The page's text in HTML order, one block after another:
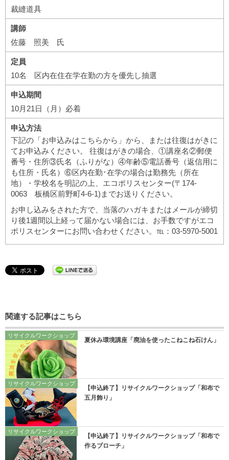
裁縫道具
講師
佐藤 照美 氏
定員
10名 区内在住在学在勤の方を優先し抽選
申込期間
10月21日（月）必着
申込方法
下記の「お申込みはこちらから」から、または往復はがきに
てお申込みください。 往復はがきの場合、①講座名②郵便
番号・住所③氏名（ふりがな）④年齢⑤電話番号（返信用に
も住所・氏名）⑥区内在勤･在学の場合は勤務先（所在
地）・学校名を明記の上、エコポリスセンター(〒174-
0063 板橋区前野町4-6-1)までお送りください。
お申し込みをされた方で、当落のハガキまたはメールが締切
り後1週間以上経って届かない場合には、お手数ですがエコ
ポリスセンターにお問い合わせください。℡：03-5970-5001
関連する記事はこちら
リサイクルワークショップ
夏休み環境講座「廃油を使ったこねこね石けん」
リサイクルワークショップ
【申込終了】リサイクルワークショップ「和布で
五月飾り」
リサイクルワークショップ
【申込終了】リサイクルワークショップ「和布で
作るブローチ」